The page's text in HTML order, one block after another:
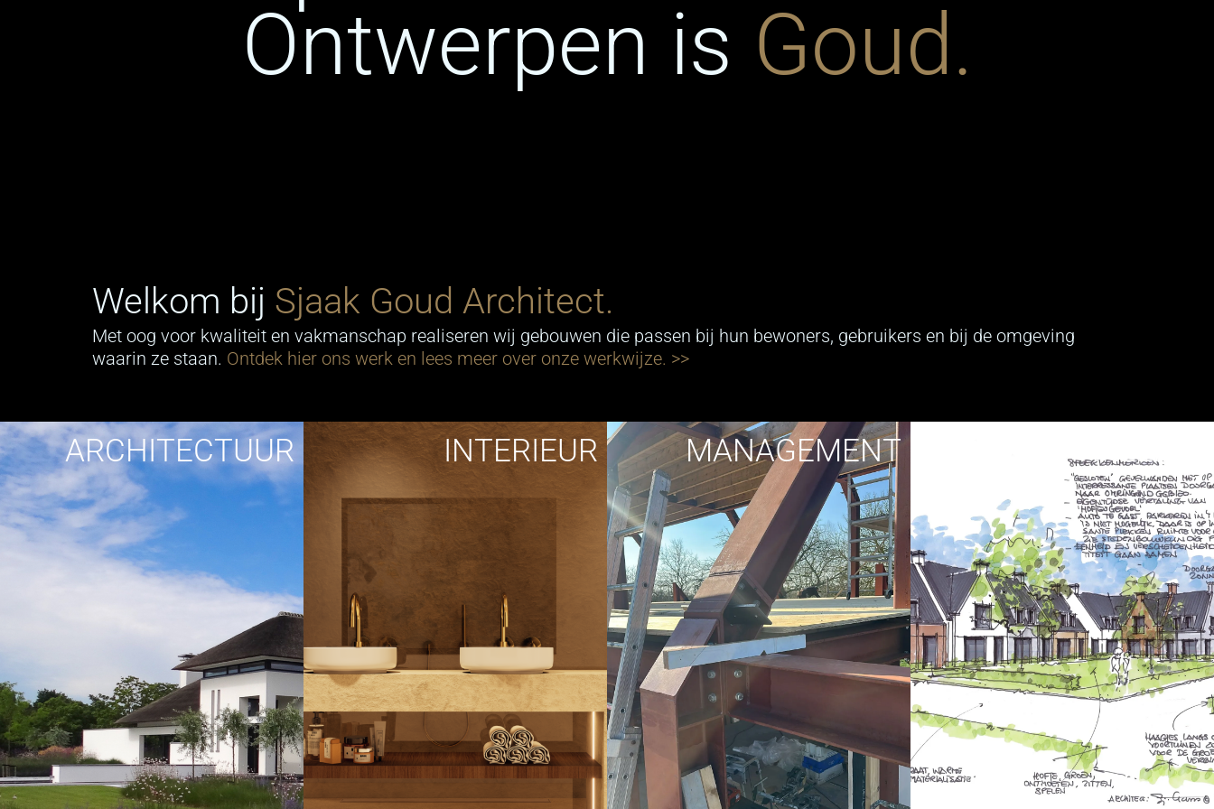
Ontwerpen is Goud.
Welkom bij Sjaak Goud Architect.
Met oog voor kwaliteit en vakmanschap realiseren wij gebouwen die passen bij hun bewoners, gebruikers en bij de omgeving
waarin ze staan. Ontdek hier ons werk en lees meer over onze werkwijze. >>
ARCHITECTUUR INTERIEUR MANAGEMENT ONTWIKKELING